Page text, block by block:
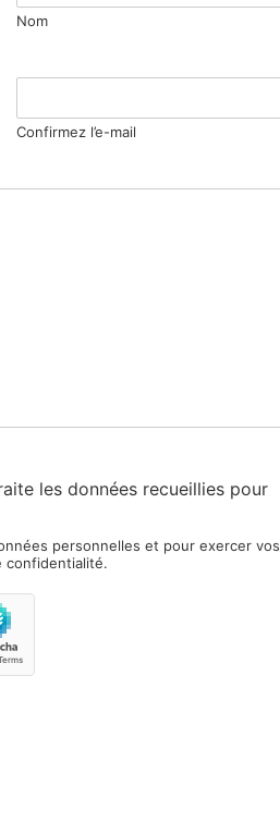
Nom
Confirmez l’e-mail
les données recueillies pour
personnelles et pour exercer vos
confidentialité.